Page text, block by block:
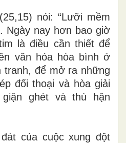
nói: “Lưỡi mềm
Ngày nay hơn bao giờ
là điều cần thiết để
văn hóa hòa bình ở
tranh, để mở ra những
đối thoại và hòa giải
ghét và thù hận
của cuộc xung đột